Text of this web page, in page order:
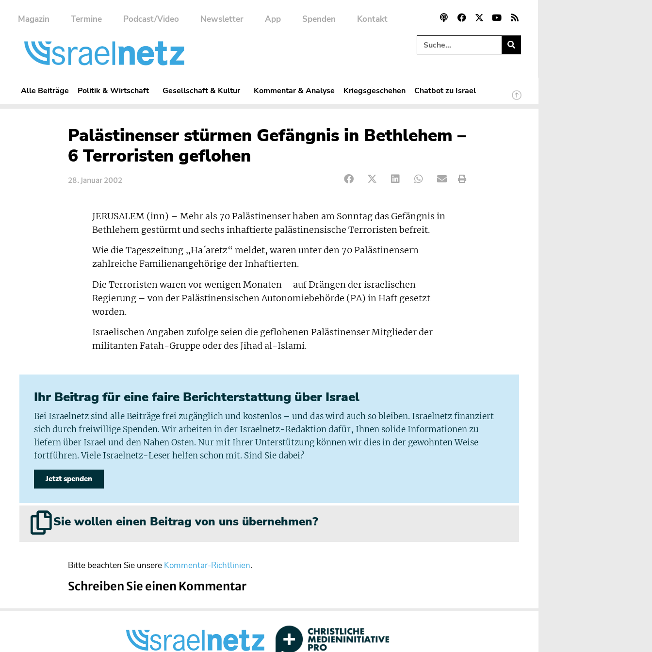
Magazin Termine Podcast/Video Newsletter App Spenden Kontakt
Alle Beiträge Politik & Wirtschaft Gesellschaft & Kultur Kommentar & Analyse Kriegsgeschehen Chatbot zu Israel
Palästinenser stürmen Gefängnis in Bethlehem –
6 Terroristen geflohen
28. Januar 2002
JERUSALEM (inn) – Mehr als 70 Palästinenser haben am Sonntag das Gefängnis in
Bethlehem gestürmt und sechs inhaftierte palästinensische Terroristen befreit.
Wie die Tageszeitung „Ha´aretz“ meldet, waren unter den 70 Palästinensern
zahlreiche Familienangehörige der Inhaftierten.
Die Terroristen waren vor wenigen Monaten – auf Drängen der israelischen
Regierung – von der Palästinensischen Autonomiebehörde (PA) in Haft gesetzt
worden.
Israelischen Angaben zufolge seien die geflohenen Palästinenser Mitglieder der
militanten Fatah-Gruppe oder des Jihad al-Islami.
Ihr Beitrag für eine faire Berichterstattung über Israel
Bei Israelnetz sind alle Beiträge frei zugänglich und kostenlos – und das wird auch so bleiben. Israelnetz finanziert
sich durch freiwillige Spenden. Wir arbeiten in der Israelnetz-Redaktion dafür, Ihnen solide Informationen zu
liefern über Israel und den Nahen Osten. Nur mit Ihrer Unterstützung können wir dies in der gewohnten Weise
fortführen. Viele Israelnetz-Leser helfen schon mit. Sind Sie dabei?
Jetzt spenden
Sie wollen einen Beitrag von uns übernehmen?
Bitte beachten Sie unsere Kommentar-Richtlinien.
Schreiben Sie einen Kommentar